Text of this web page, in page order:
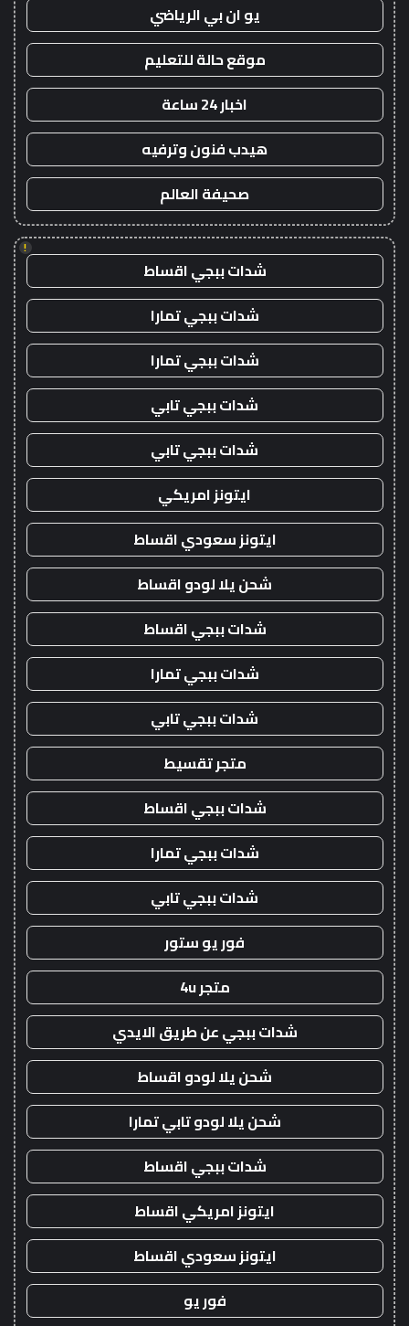
يو ان بي الرياضي
موقع حالة للتعليم
اخبار 24 ساعة
هيدب فنون وترفيه
صحيفة العالم
!
شدات ببجي اقساط
شدات ببجي تمارا
شدات ببجي تمارا
شدات ببجي تابي
شدات ببجي تابي
ايتونز امريكي
ايتونز سعودي اقساط
شحن يلا لودو اقساط
شدات ببجي اقساط
شدات ببجي تمارا
شدات ببجي تابي
متجر تقسيط
شدات ببجي اقساط
شدات ببجي تمارا
شدات ببجي تابي
فور يو ستور
متجر 4u
شدات ببجي عن طريق الايدي
شحن يلا لودو اقساط
شحن يلا لودو تابي تمارا
شدات ببجي اقساط
ايتونز امريكي اقساط
ايتونز سعودي اقساط
فور يو